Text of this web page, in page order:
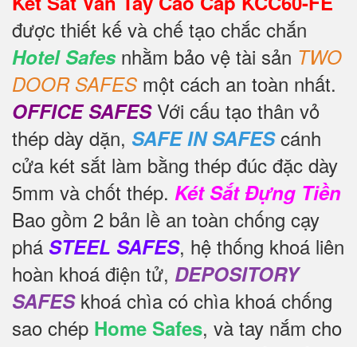
được thiết kế và chế tạo chắc chắn
Hotel Safesnhằm bảo vệ tài sản TWO
DOOR SAFES một cách an toàn nhất.
OFFICE SAFESVới cấu tạo thân vỏ
thép dày dặn, SAFE IN SAFEScánh
cửa két sắt làm bằng thép đúc đặc dày
5mm và chốt thép. Két Sắt Đựng Tiền
Bao gồm 2 bản lề an toàn chống cạy
phá STEEL SAFES, hệ thống khoá liên
hoàn khoá điện tử, DEPOSITORY
SAFESkhoá chìa có chìa khoá chống
sao chép Home Safes, và tay nắm cho